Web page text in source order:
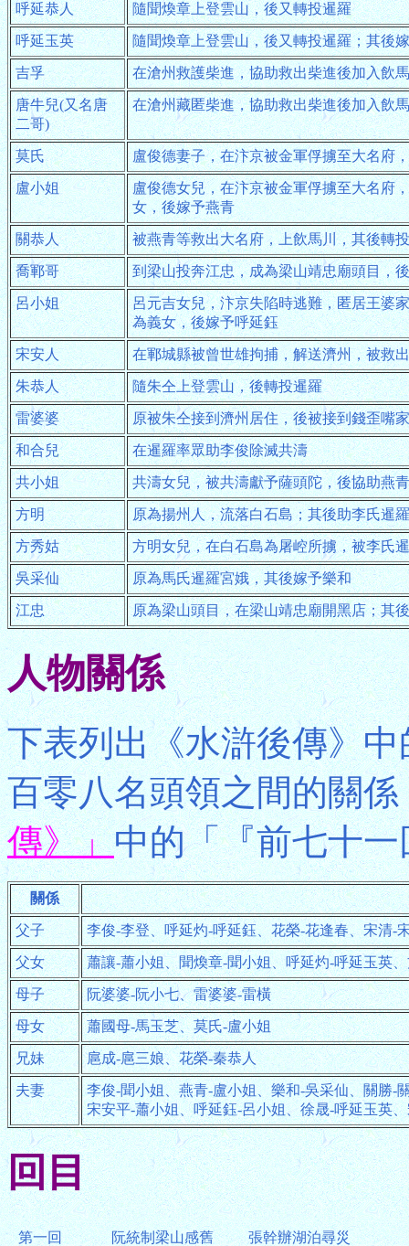
呼延恭人 隨聞煥章上登雲山，後又轉投暹羅
呼延玉英 隨聞煥章上登雲山，後又轉投暹羅；其後
吉孚 在滄州救護柴進，協助救出柴進後加入飲
唐牛兒(又名唐
二哥)
在滄州藏匿柴進，協助救出柴進後加入飲
莫氏 盧俊德妻子，在汴京被金軍俘擄至大名府
盧小姐
盧俊德女兒，在汴京被金軍俘擄至大名府
女，後嫁予燕青
關恭人 被燕青等救出大名府，上飲馬川，其後轉
喬鄆哥 到梁山投奔江忠，成為梁山靖忠廟頭目，
呂小姐
呂元吉女兒，汴京失陷時逃難，匿居王婆
為義女，後嫁予呼延鈺
宋安人 在鄆城縣被曾世雄拘捕，解送濟州，被救
朱恭人 隨朱仝上登雲山，後轉投暹羅
雷婆婆 原被朱仝接到濟州居住，後被接到錢歪嘴
和合兒 在暹羅率眾助李俊除滅共濤
共小姐 共濤女兒，被共濤獻予薩頭陀，後協助燕
方明 原為揚州人，流落白石島；其後助李氏暹
方秀姑 方明女兒，在白石島為屠崆所擄，被李氏
吳采仙 原為馬氏暹羅宮娥，其後嫁予樂和
江忠 原為梁山頭目，在梁山靖忠廟開黑店；其
人物關係
下表列出《水滸後傳》
百零八名頭領之間的關
傳》」中的「『前七十
關係
父子 李俊-李登、呼延灼-呼延鈺、花榮-花逢春、宋清-
父女 蕭讓-蕭小姐、聞煥章-聞小姐、呼延灼-呼延玉英
母子 阮婆婆-阮小七、雷婆婆-雷橫
母女 蕭國母-馬玉芝、莫氏-盧小姐
兄妹 扈成-扈三娘、花榮-秦恭人
夫妻
李俊-聞小姐、燕青-盧小姐、樂和-吳采仙、關勝-
宋安平-蕭小姐、呼延鈺-呂小姐、徐晟-呼延玉英
回目
第一回 阮統制梁山感舊 張幹辦湖泊尋災